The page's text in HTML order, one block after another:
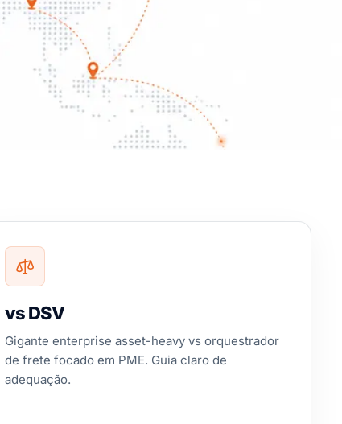
vs DSV
Gigante enterprise asset-heavy vs orquestrador
de frete focado em PME. Guia claro de
adequação.